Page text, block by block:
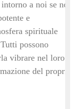
a noi se noi
e
spirituale
possono
vibrare nel loro
del proprio